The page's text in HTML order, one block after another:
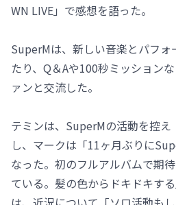
WN LIVE」で感想を語った。
SuperMは、新しい音楽とパフォ
たり、Q＆Aや100秒ミッション
ァンと交流した。
テミンは、SuperMの活動を控え
し、マークは「11ヶ月ぶりに
なった。初のフルアルバムで期
ている。髪の色からドキドキす